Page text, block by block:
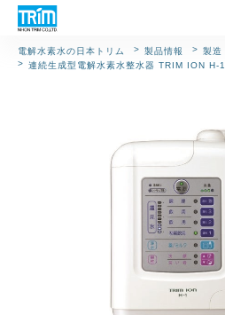
電解水素水の日本トリム 製品情報
製造
連続生成型電解水素水整水器 TRIM ION H-1